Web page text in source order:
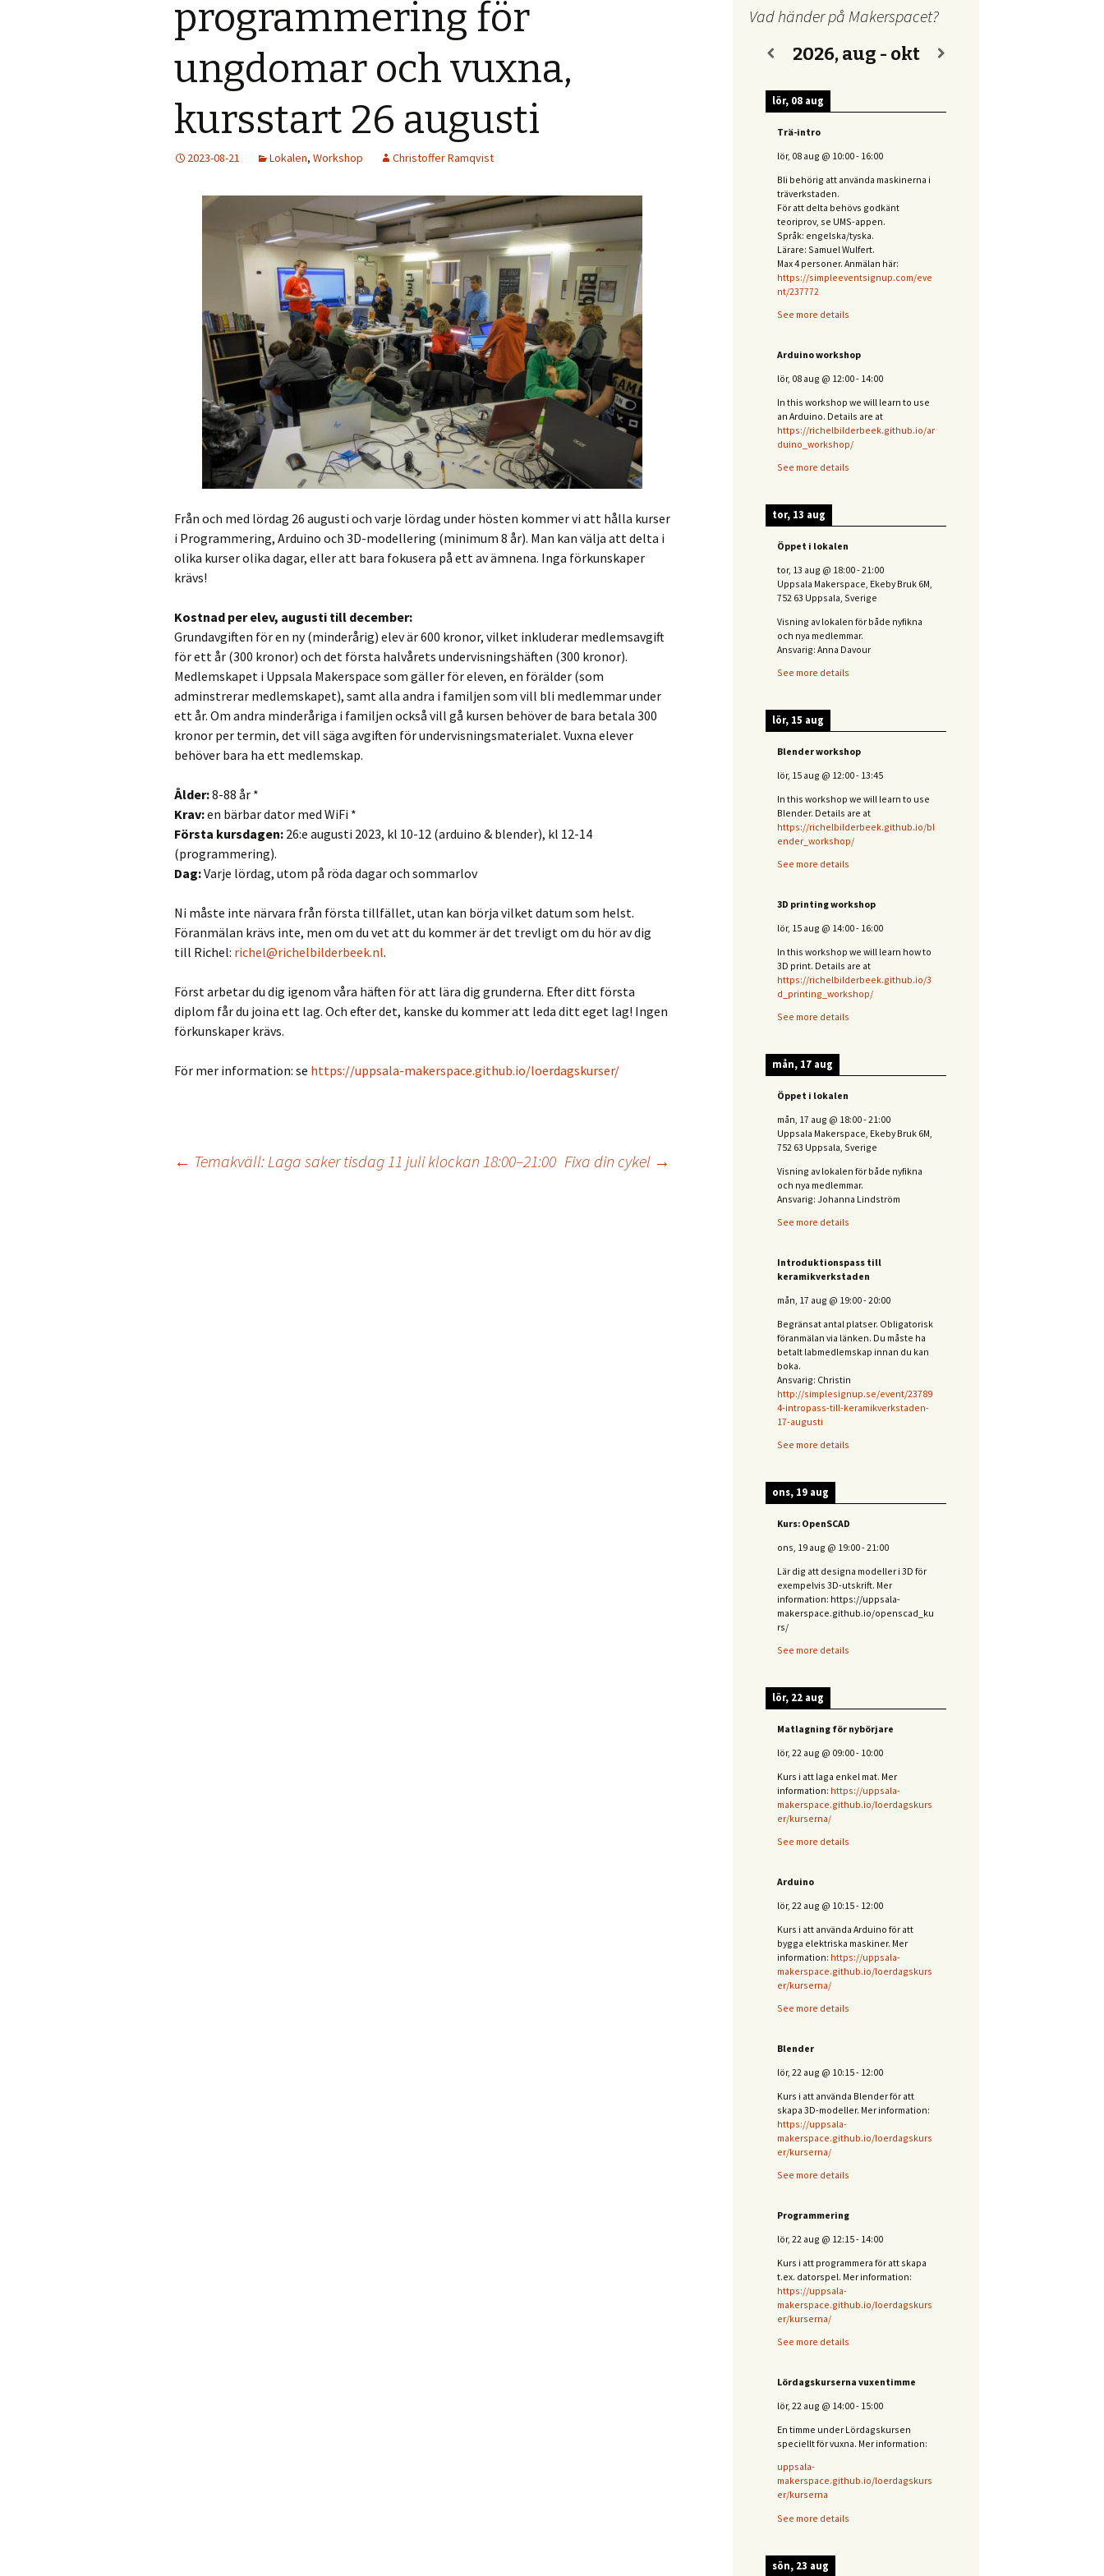
programmering för
ungdomar och vuxna,
kursstart 26 augusti
2023-08-21 Lokalen, Workshop Christoffer Ramqvist
Från och med lördag 26 augusti och varje lördag under hösten kommer vi att hålla kurser
i Programmering, Arduino och 3D-modellering (minimum 8 år). Man kan välja att delta i
olika kurser olika dagar, eller att bara fokusera på ett av ämnena. Inga förkunskaper
krävs!
Kostnad per elev, augusti till december:
Grundavgiften för en ny (minderårig) elev är 600 kronor, vilket inkluderar medlemsavgift
för ett år (300 kronor) och det första halvårets undervisningshäften (300 kronor).
Medlemskapet i Uppsala Makerspace som gäller för eleven, en förälder (som
adminstrerar medlemskapet), samt alla andra i familjen som vill bli medlemmar under
ett år. Om andra minderåriga i familjen också vill gå kursen behöver de bara betala 300
kronor per termin, det vill säga avgiften för undervisningsmaterialet. Vuxna elever
behöver bara ha ett medlemskap.
Ålder:8-88 år *
Krav:en bärbar dator med WiFi *
Första kursdagen: 26:e augusti 2023, kl 10-12 (arduino & blender), kl 12-14
(programmering).
Dag:Varje lördag, utom på röda dagar och sommarlov
Ni måste inte närvara från första tillfället, utan kan börja vilket datum som helst.
Föranmälan krävs inte, men om du vet att du kommer är det trevligt om du hör av dig
till Richel: richel@richelbilderbeek.nl.
Först arbetar du dig igenom våra häften för att lära dig grunderna. Efter ditt första
diplom får du joina ett lag. Och efter det, kanske du kommer att leda ditt eget lag! Ingen
förkunskaper krävs.
För mer information: se https://uppsala-makerspace.github.io/loerdagskurser/
Inläggsnavigering
← Temakväll: Laga saker tisdag 11 juli klockan 18:00–21:00 Fixa din cykel →
Vad händer på Makerspacet?
2026, aug - okt
lör, 08 aug
Trä-intro
lör, 08 aug @ 10:00- 16:00
Bli behörig att använda maskinerna i
träverkstaden.
För att delta behövs godkänt
teoriprov, se UMS-appen.
Språk: engelska/tyska.
Lärare: Samuel Wulfert.
Max 4 personer. Anmälan här:
https://simpleeventsignup.com/eve
nt/237772
See more details
Arduino workshop
lör, 08 aug @ 12:00- 14:00
In this workshop we will learn to use
an Arduino. Details are at
https://richelbilderbeek.github.io/ar
duino_workshop/
See more details
tor, 13 aug
Öppet i lokalen
tor, 13 aug @ 18:00-21:00
Uppsala Makerspace, Ekeby Bruk 6M,
752 63 Uppsala, Sverige
Visning av lokalen för både nyfikna
och nya medlemmar.
Ansvarig: Anna Davour
See more details
lör, 15 aug
Blender workshop
lör, 15 aug @ 12:00- 13:45
In this workshop we will learn to use
Blender. Details are at
https://richelbilderbeek.github.io/bl
ender_workshop/
See more details
3D printing workshop
lör, 15 aug @ 14:00- 16:00
In this workshop we will learn how to
3D print. Details are at
https://richelbilderbeek.github.io/3
d_printing_workshop/
See more details
mån, 17 aug
Öppet i lokalen
mån, 17 aug @ 18:00-21:00
Uppsala Makerspace, Ekeby Bruk 6M,
752 63 Uppsala, Sverige
Visning av lokalen för både nyfikna
och nya medlemmar.
Ansvarig: Johanna Lindström
See more details
Introduktionspass till
keramikverkstaden
mån, 17 aug @ 19:00-20:00
Begränsat antal platser. Obligatorisk
föranmälan via länken. Du måste ha
betalt labmedlemskap innan du kan
boka.
Ansvarig: Christin
http://simplesignup.se/event/23789
4-intropass-till-keramikverkstaden-
17-augusti
See more details
ons, 19 aug
Kurs: OpenSCAD
ons, 19 aug @ 19:00-21:00
Lär dig att designa modeller i 3D för
exempelvis 3D-utskrift. Mer
information: https://uppsala-
makerspace.github.io/openscad_ku
rs/
See more details
lör, 22 aug
Matlagning för nybörjare
lör, 22 aug @ 09:00- 10:00
Kurs i att laga enkel mat. Mer
information: https://uppsala-
makerspace.github.io/loerdagskurs
er/kurserna/
See more details
Arduino
lör, 22 aug @ 10:15- 12:00
Kurs i att använda Arduino för att
bygga elektriska maskiner. Mer
information: https://uppsala-
makerspace.github.io/loerdagskurs
er/kurserna/
See more details
Blender
lör, 22 aug @ 10:15- 12:00
Kurs i att använda Blender för att
skapa 3D-modeller. Mer information:
https://uppsala-
makerspace.github.io/loerdagskurs
er/kurserna/
See more details
Programmering
lör, 22 aug @ 12:15- 14:00
Kurs i att programmera för att skapa
t.ex. datorspel. Mer information:
https://uppsala-
makerspace.github.io/loerdagskurs
er/kurserna/
See more details
Lördagskurserna vuxentimme
lör, 22 aug @ 14:00- 15:00
En timme under Lördagskursen
speciellt för vuxna. Mer information:
uppsala-
makerspace.github.io/loerdagskurs
er/kurserna
See more details
sön, 23 aug